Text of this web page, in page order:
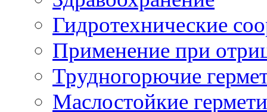
Гидротехнические
Применение при
Трудногорючие
Маслостойкие